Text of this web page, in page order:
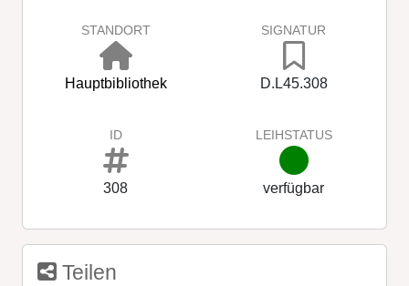
STANDORT
Hauptbibliothek
SIGNATUR
D.L45.308
ID
308
LEIHSTATUS
verfügbar
Teilen